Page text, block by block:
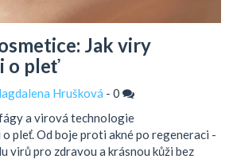
Jak viry
o pleť
Hrušková - 0
a virová technologie
pleť. Od boje proti akné po regeneraci -
virů pro zdravou a krásnou kůži bez